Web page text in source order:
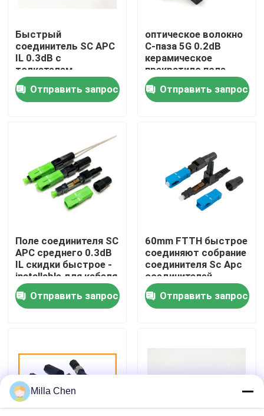
Дом
Путешествие фабрики
Свяжитесь мы
Новости
Спросите цитату
Волоконно-оптические Box Прекращение
Быстрый
соединитель SC APC
IL 0.3dB с
толкателем
Отправить запрос
оптическое волокно
C-паза 5G 0.2dB
керамическое
прекратило поле -
installable кабель
падения соединителя
2*3mm SC APC
Отправить запрос
Поле соединителя SC
APC среднего 0.3dB
IL скидки быстрое -
installable для кабеля
падения
Отправить запрос
60mm FTTH быстрое
соединяют собрание
соединителя Sc Apc
соединителей
волокна быстрое
Отправить запрос
Milla Chen